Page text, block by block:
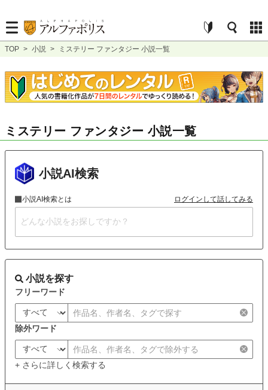
TOP > 小説 > ミステリー ファンタジー 小説一覧
ミステリー ファンタジー 小説一覧
小説AI検索
小説AI検索とは ログインして話してみる
小説を探す
フリーワード
除外ワード
+ さらに詳しく検索する